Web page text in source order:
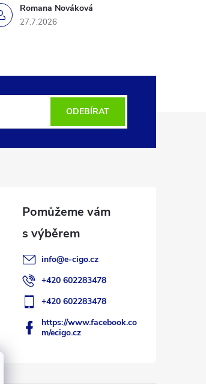
Romana Nováková
27.7.2026
ODEBÍRAT
info@e-cigo.cz
+420 602283478
+420 602283478
https://www.facebook.co
m/ecigo.cz